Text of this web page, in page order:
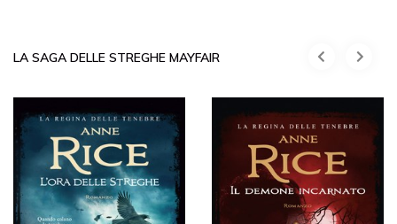
LA SAGA DELLE STREGHE MAYFAIR